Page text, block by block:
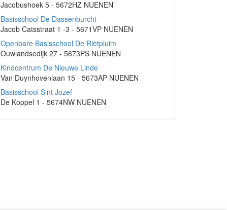
Jacobushoek 5 - 5672HZ NUENEN
Basisschool De Dassenburcht
Jacob Catsstraat 1 -3 - 5671VP NUENEN
Openbare Basisschool De Rietpluim
Ouwlandsedijk 27 - 5673PS NUENEN
Kindcentrum De Nieuwe Linde
Van Duynhovenlaan 15 - 5673AP NUENEN
Basisschool Sint Jozef
De Koppel 1 - 5674NW NUENEN